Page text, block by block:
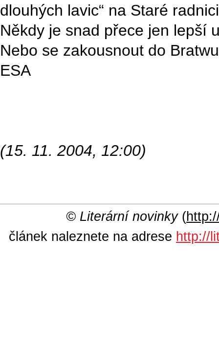
dlouhých lavic“ na Staré
Někdy je snad přece jen lepší
Nebo se zakousnout do
ESA
(15. 11. 2004, 12:00)
© Literární novinky(
článek naleznete na adrese http://